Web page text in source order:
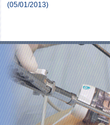
(05/01/2013)